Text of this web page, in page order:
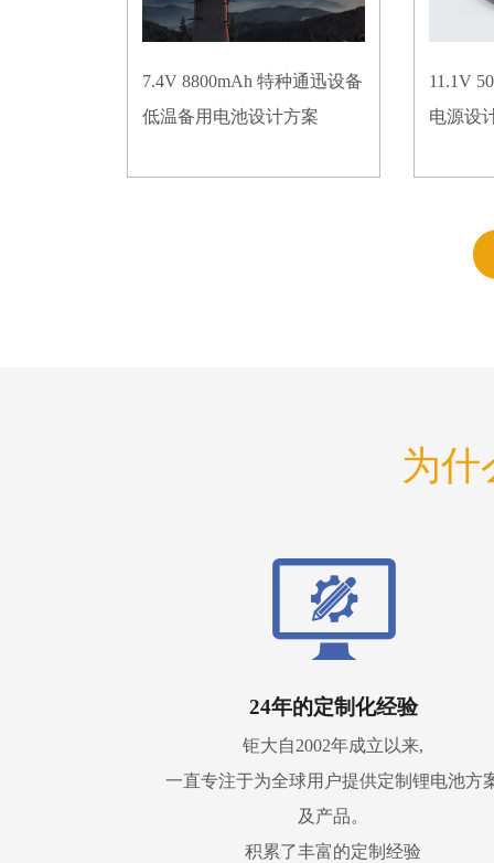
7.4V 8800mAh 特种通迅设备
低温备用电池设计方案
11.1V
电源设
为什
24年的定制化经验
钜大自2002年成立以来,
一直专注于为全球用户提供定制锂电池方
及产品。
积累了丰富的定制经验